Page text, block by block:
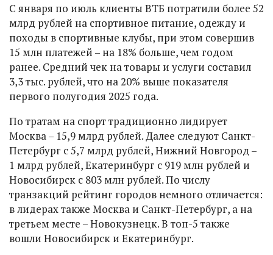
С января по июль клиенты ВТБ потратили более 52
млрд рублей на спортивное питание, одежду и
походы в спортивные клубы, при этом совершив
15 млн платежей – на 18% больше, чем годом
ранее. Средний чек на товары и услуги составил
3,3 тыс. рублей, что на 20% выше показателя
первого полугодия 2025 года.
По тратам на спорт традиционно лидирует
Москва – 15,9 млрд рублей. Далее следуют Санкт-
Петербург с 5,7 млрд рублей, Нижний Новгород –
1 млрд рублей, Екатеринбург с 919 млн рублей и
Новосибирск с 803 млн рублей. По числу
транзакций рейтинг городов немного отличается:
в лидерах также Москва и Санкт-Петербург, а на
третьем месте – Новокузнецк. В топ-5 также
вошли Новосибирск и Екатеринбург.